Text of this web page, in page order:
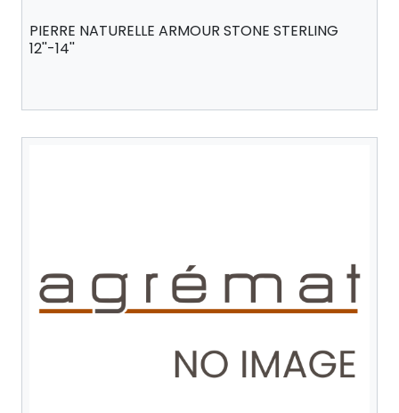
PIERRE NATURELLE ARMOUR STONE STERLING
12''-14''